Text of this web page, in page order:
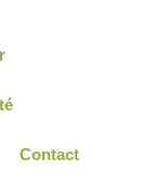
Contact